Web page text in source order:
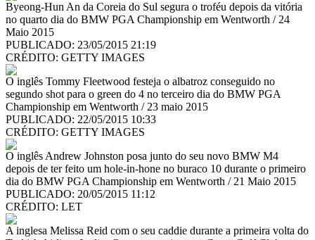
Byeong-Hun An da Coreia do Sul segura o troféu depois da vitória
no quarto dia do BMW PGA Championship em Wentworth / 24
Maio 2015
PUBLICADO: 23/05/2015 21:19
CRÉDITO: GETTY IMAGES
O inglês Tommy Fleetwood festeja o albatroz conseguido no
segundo shot para o green do 4 no terceiro dia do BMW PGA
Championship em Wentworth / 23 maio 2015
PUBLICADO: 22/05/2015 10:33
CRÉDITO: GETTY IMAGES
O inglês Andrew Johnston posa junto do seu novo BMW M4
depois de ter feito um hole-in-hone no buraco 10 durante o primeiro
dia do BMW PGA Championship em Wentworth / 21 Maio 2015
PUBLICADO: 20/05/2015 11:12
CRÉDITO: LET
A inglesa Melissa Reid com o seu caddie durante a primeira volta do